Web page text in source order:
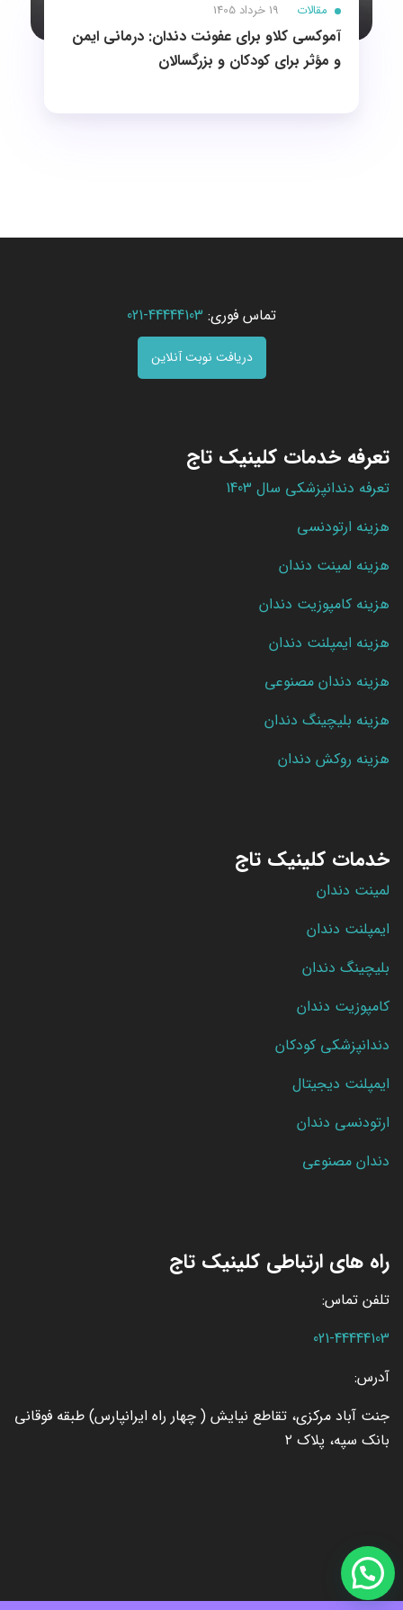
مقالات 19 خرداد 1405
آموکسی کلاو برای عفونت دندان: درمانی ایمن
و مؤثر برای کودکان و بزرگسالان
تماس فوری: 44444103-021
دریافت نوبت آنلاین
تعرفه خدمات کلینیک تاج
تعرفه دندانپزشکی سال 1403
هزینه ارتودنسی
هزینه لمینت دندان
هزینه کامپوزیت دندان
هزینه ایمپلنت دندان
هزینه دندان مصنوعی
هزینه بلیچینگ دندان
هزینه روکش دندان
خدمات کلینیک تاج
لمینت دندان
ایمپلنت دندان
بلیچینگ دندان
کامپوزیت دندان
دندانپزشکی کودکان
ایمپلنت دیجیتال
ارتودنسی دندان
دندان مصنوعی
راه های ارتباطی کلینیک تاج
تلفن تماس:
021-44444103
آدرس:
جنت آباد مرکزی، تقاطع نیایش ( چهار راه ایرانپارس) طبقه فوقانی
بانک سپه، پلاک ۲